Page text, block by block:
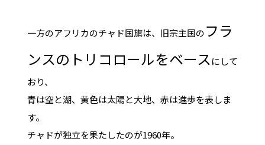
一方のアフリカのチャド国旗は、旧宗主国のフラ
ンスのトリコロールをベースにして
おり、
青は空と湖、黄色は太陽と大地、赤は進歩を表しま
す。
チャドが独立を果たしたのが1960年。